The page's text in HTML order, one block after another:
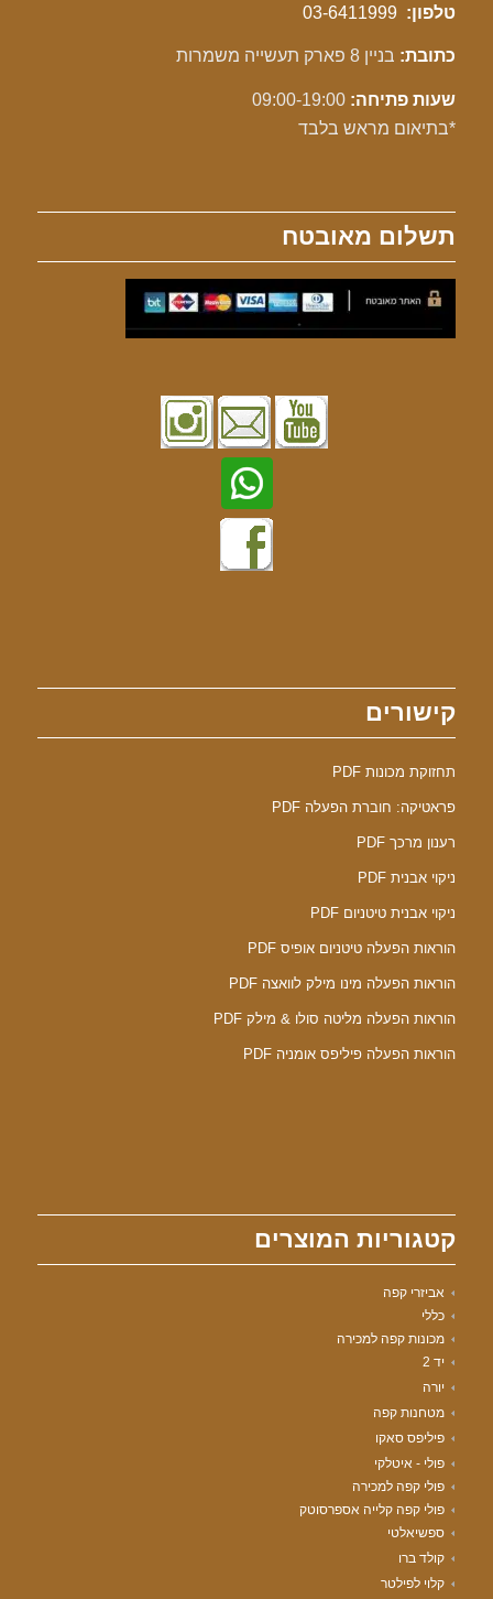
טלפון: 03-6411999
כתובת: בניין 8 פארק תעשייה משמרות
שעות פתיחה:
*בתיאום מראש בלבד
תשלום מאובטח
קישורים
תחזוקת מכונות PDF
פראטיקה: חוברת הפעלה PDF
רענון מרכך PDF
ניקוי אבנית PDF
ניקוי אבנית טיטניום PDF
הוראות הפעלה טיטניום אופיס PDF
הוראות הפעלה מינו מילק לוואצה PDF
הוראות הפעלה מליטה סולו & מילק PDF
הוראות הפעלה פיליפס אומניה PDF
קטגוריות המוצרים
אביזרי קפה
כללי
מכונות קפה למכירה
יד 2
יורה
מטחנות קפה
פיליפס סאקו
פולי - איטלקי
פולי קפה למכירה
פולי קפה קלייה אספרסוטק
ספשיאלטי
קולד ברו
קלוי לפילטר